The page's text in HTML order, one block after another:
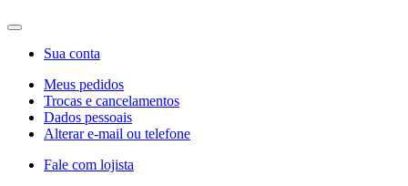
Sua conta
Meus pedidos
Trocas e cancelamentos
Dados pessoais
Alterar e-mail ou telefone
Fale com lojista